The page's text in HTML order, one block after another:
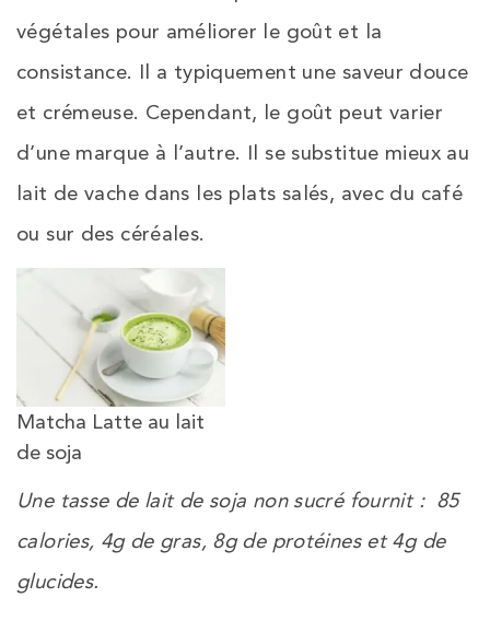
végétales pour améliorer le goût et la
consistance. Il a typiquement une saveur douce
et crémeuse. Cependant, le goût peut varier
d’une marque à l’autre. Il se substitue mieux au
lait de vache dans les plats salés, avec du café
ou sur des céréales.
Matcha Latte au lait
de soja
Une tasse de lait de soja non sucré fournit : 85
calories, 4g de gras, 8g de protéines et 4g de
glucides.